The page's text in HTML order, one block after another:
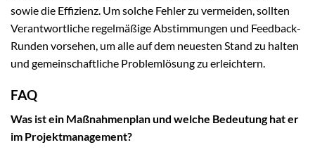
sowie die Effizienz. Um solche Fehler zu vermeiden, sollten
Verantwortliche regelmäßige Abstimmungen und Feedback-
Runden vorsehen, um alle auf dem neuesten Stand zu halten
und gemeinschaftliche Problemlösung zu erleichtern.
FAQ
Was ist ein Maßnahmenplan und welche Bedeutung hat er
im Projektmanagement?